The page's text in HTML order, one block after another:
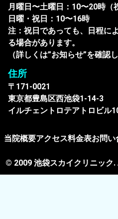
月曜日〜土曜日：10〜20時（
日曜・祝日：10〜16時
注：祝日であっても、日程に
る場合があります。
（詳しくは”お知らせ”を確認
住所
〒171-0021
東京都豊島区西池袋1-14-3
イルチェントロテアトロビル
当院概要アクセス料金表お問い
© 2009 池袋スカイクリニッ